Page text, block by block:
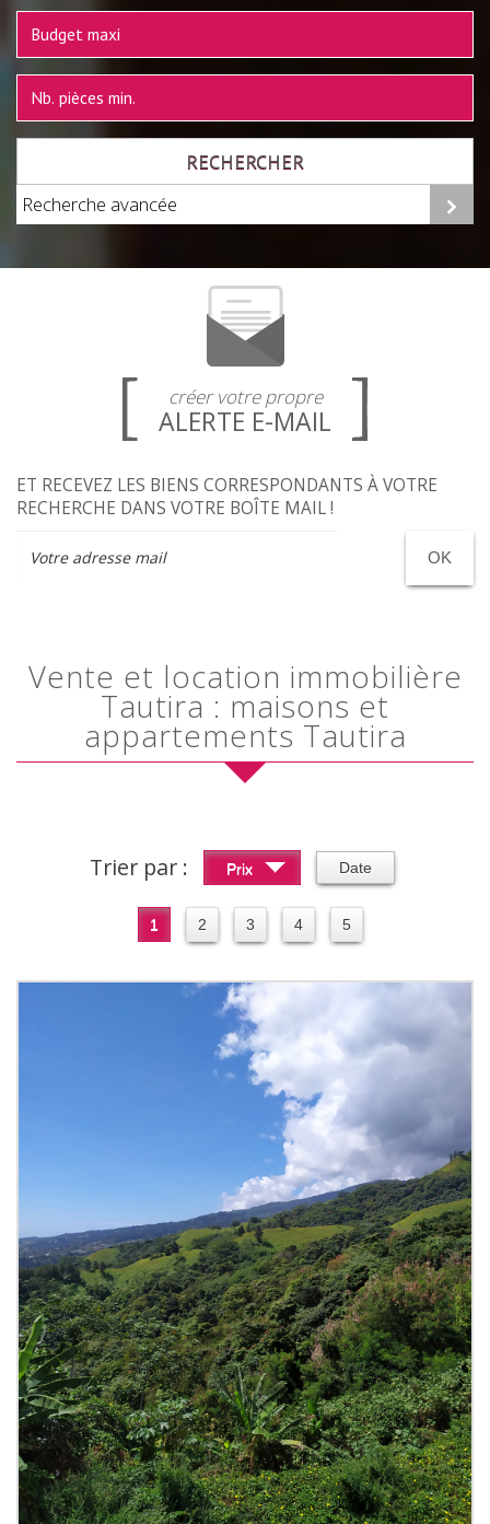
RECHERCHER
Recherche avancée
créer votre propre
ALERTE E-MAIL
ET RECEVEZ LES BIENS CORRESPONDANTS À VOTRE
RECHERCHE DANS VOTRE BOÎTE MAIL !
OK
Vente et location immobilière
Tautira : maisons et
appartements Tautira
Trier par : Prix Date
1 2 3 4 5